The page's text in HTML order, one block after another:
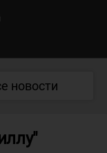
новости